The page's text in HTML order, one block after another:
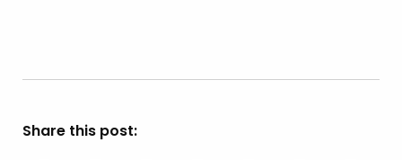
Share this post: